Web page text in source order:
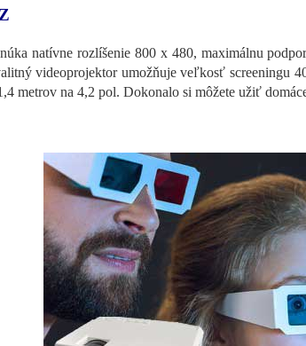
natívne rozlíšenie 800 x 480, maximálnu
videoprojektor umožňuje veľkosť screeningu
metrov na 4,2 pol. Dokonalo si môžete užiť